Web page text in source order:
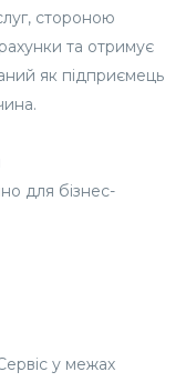
стороною
та отримує
як підприємець
для бізнес-
у межах